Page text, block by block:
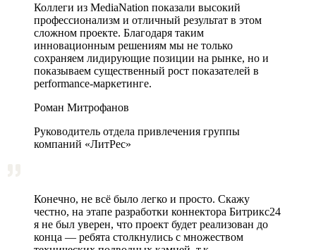
Коллеги из MediaNation показали высокий
профессионализм и отличный результат в этом
сложном проекте. Благодаря таким
инновационным решениям мы не только
сохраняем лидирующие позиции на рынке, но и
показываем существенный рост показателей в
performance-маркетинге.
Роман Митрофанов
Руководитель отдела привлечения группы
компаний «ЛитРес»
Конечно, не всё было легко и просто. Скажу
честно, на этапе разработки коннектора Битрикс24
я не был уверен, что проект будет реализован до
конца — ребята столкнулись с множеством